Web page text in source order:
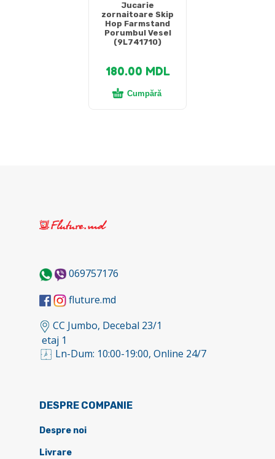
Jucarie
zornaitoare Skip
Hop Farmstand
Porumbul Vesel
(9L741710)
180.00 MDL
Cumpără
069757176
fluture.md
CC Jumbo, Decebal 23/1
etaj 1
Ln-Dum: 10:00-19:00, Online 24/7
DESPRE COMPANIE
Despre noi
Livrare